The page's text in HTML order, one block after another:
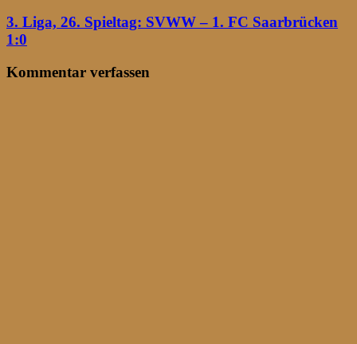
3. Liga, 26. Spieltag: SVWW – 1. FC Saarbrücken
1:0
Kommentar verfassen